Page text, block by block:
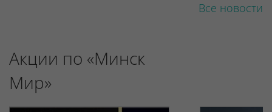
Все новости
Акции по «Минск
Мир»